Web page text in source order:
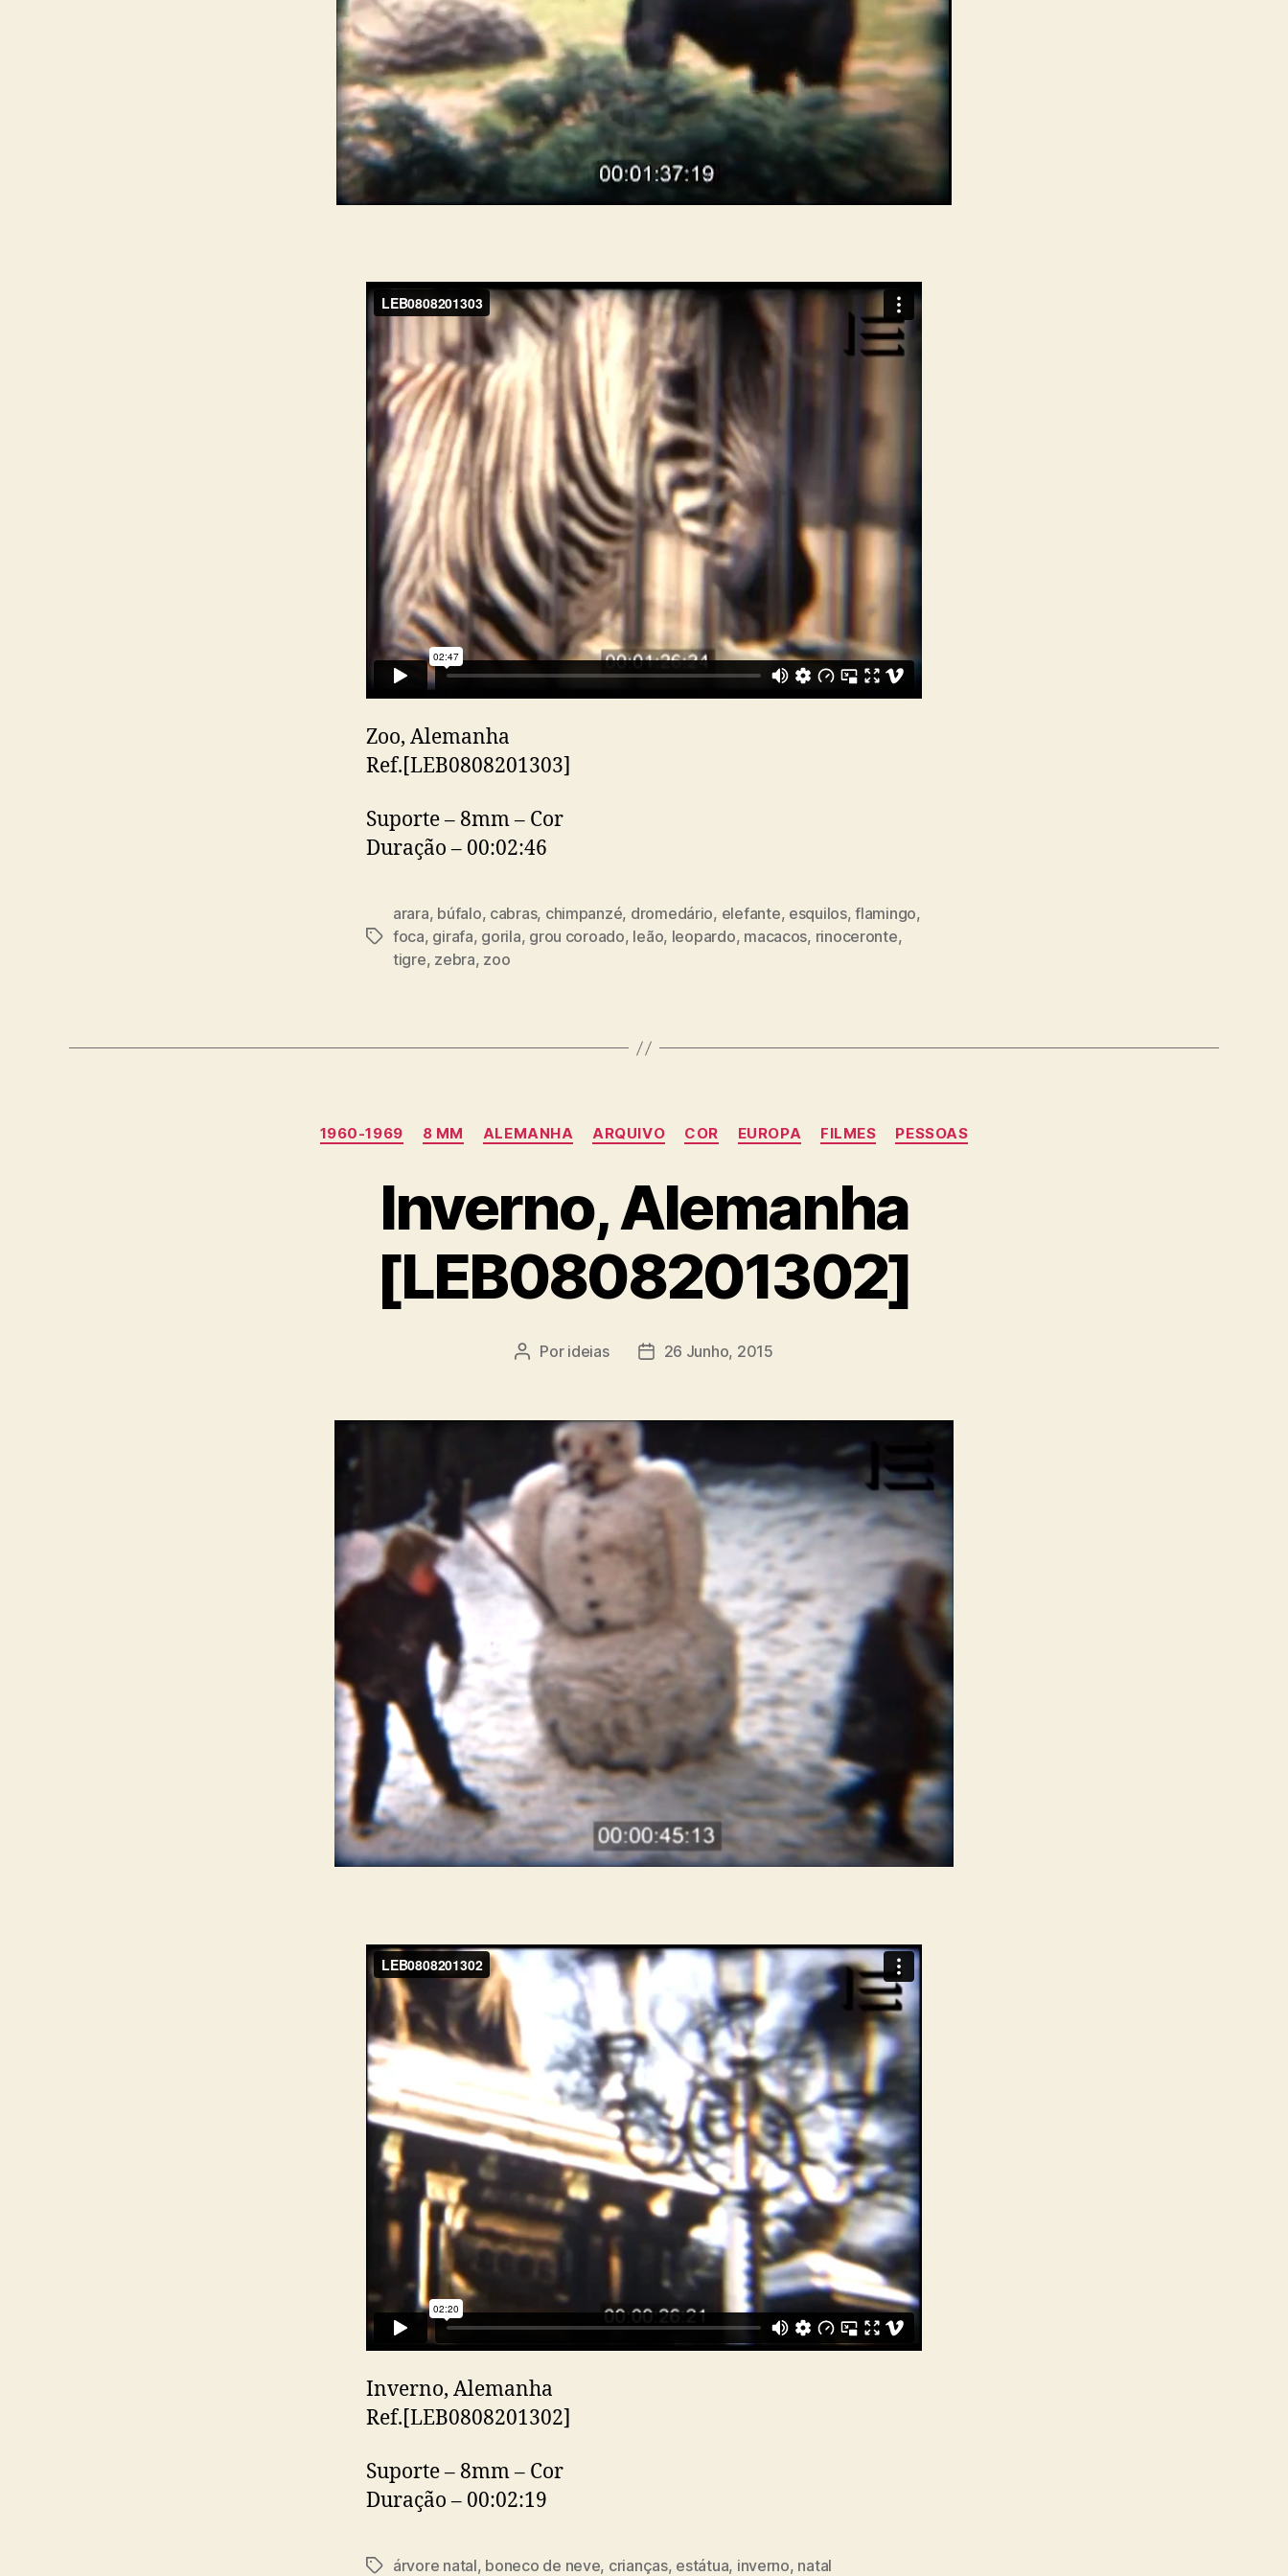
Zoo, Alemanha
Ref.[LEB0808201303]
Suporte – 8mm – Cor
Duração – 00:02:46
Etiquetas
arara, búfalo, cabras, chimpanzé, dromedário, elefante, esquilos,flamingo,
foca, girafa, gorila, grou coroado, leão, leopardo, macacos, rinoceronte,
tigre, zebra, zoo
Categorias
1960-1969 8 MM ALEMANHA ARQUIVO COR EUROPA FILMES PESSOAS
Inverno, Alemanha
[LEB0808201302]
Autor
Por ideias
Data26 Junho, 2015
Inverno, Alemanha
Ref.[LEB0808201302]
Suporte – 8mm – Cor
Duração – 00:02:19
Etiquetas
árvore natal, boneco de neve, crianças, estátua, inverno, natal